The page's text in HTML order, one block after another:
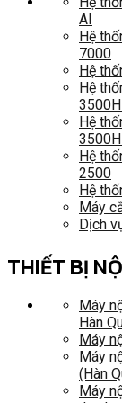
AI
Hệ
7000
Hệ
Hệ
Hệ
Hệ
2500
Hệ
Máy
Dịch
THIẾT BỊ
Máy
Hàn
Máy
Máy
(Hàn
Máy